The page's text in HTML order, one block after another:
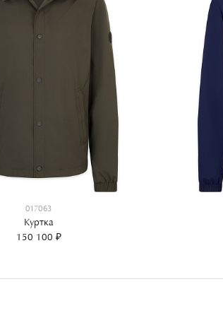
017063
Куртка
150 100 ₽